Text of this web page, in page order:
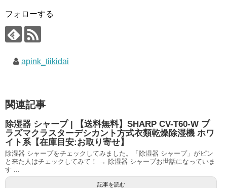
フォローする
apink_tiikidai
関連記事
除湿器 シャープ | 【送料無料】SHARP CV-T60-W プ
ラズマクラスターデシカント方式衣類乾燥除湿機 ホワ
イト系【在庫目安:お取り寄せ】
除湿器 シャープをチェックしてみました。「除湿器 シャープ」がピン
と来た人はチェックしてみて！ → 除湿器 シャープお世話になっていま
す ...
記事を読む